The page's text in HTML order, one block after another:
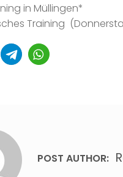
in Müllingen*
Training
POST AUTHOR: